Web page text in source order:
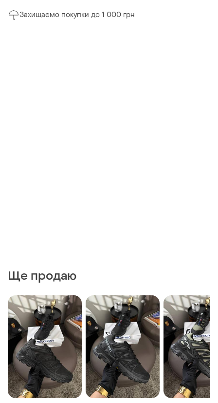
Захищаємо покупки до 1 000 грн
Ще продаю